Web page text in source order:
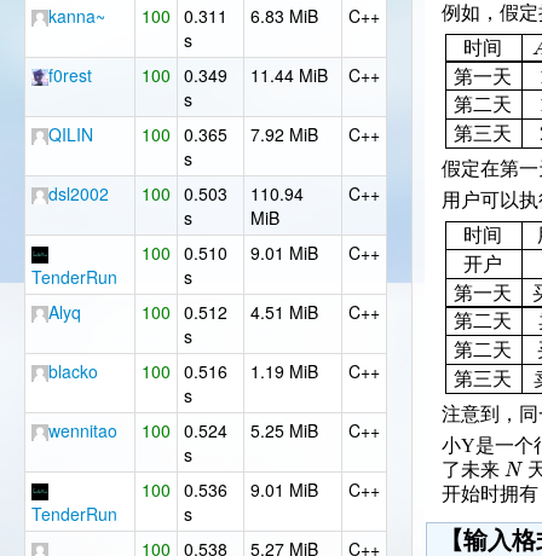
kanna~
100 0.311
s
6.83 MiB C++
f0rest 100 0.349
s
11.44 MiB C++
QILIN 100 0.365
s
7.92 MiB C++
dsl2002 100 0.503
s
110.94
MiB
C++
TenderRun
100 0.510
s
9.01 MiB C++
Alyq 100 0.512
s
4.51 MiB C++
blacko 100 0.516
s
1.19 MiB C++
wennitao 100 0.524
s
5.25 MiB C++
TenderRun
100 0.536
s
9.01 MiB C++
100 0.538
5.27 MiB C++
例如，假
时间
第一天
第二天
第三天
假定在第
用户可以
时间
开户
第一天
第二天
第二天
第三天
注意到，
小Y是一个
了未来 N
开始时拥有
【输入